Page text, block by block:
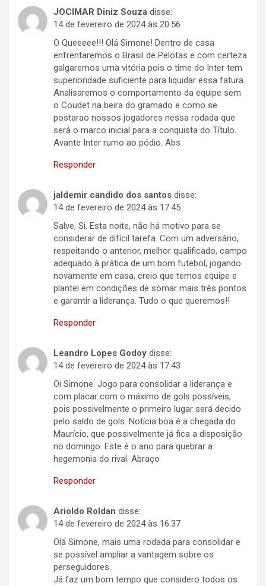
JOCIMAR Diniz Souza disse:
14 de fevereiro de 2024 às 20:56
O Queeeee!!! Olá Simone! Dentro de casa
enfrentaremos o Brasil de Pelotas e com certeza
galgaremos uma vitória pois o time do Inter tem
superioridade suficiente para liquidar essa fatura.
Analisaremos o comportamento da equipe sem
o Coudet na beira do gramado e como se
postarao nossos jogadores nessa rodada que
será o marco inicial para a conquista do Título.
Avante Inter rumo ao pódio. Abs
Responder
jaldemir candido dos santos disse:
14 de fevereiro de 2024 às 17:45
Salve, Si. Esta noite, não há motivo para se
considerar de difícil tarefa. Com um adversário,
respeitando o anterior, melhor qualificado, campo
adequado à prática de um bom futebol, jogando
novamente em casa, creio que temos equipe e
plantel em condições de somar mais três pontos
e garantir a liderança. Tudo o que queremos!!
Responder
Leandro Lopes Godoy disse:
14 de fevereiro de 2024 às 17:43
Oi Simone. Jogo para consolidar a liderança e
com placar com o máximo de gols possíveis,
pois possivelmente o primeiro lugar será decido
pelo saldo de gols. Notícia boa é a chegada do
Maurício, que possivelmente já fica a disposição
no domingo. Este é o ano para quebrar a
hegemonia do rival. Abraço
Responder
Arioldo Roldan disse:
14 de fevereiro de 2024 às 16:37
Olá Simone, mais uma rodada para consolidar e
se possível ampliar a vantagem sobre os
perseguidores.
Já faz um bom tempo que considero todos os